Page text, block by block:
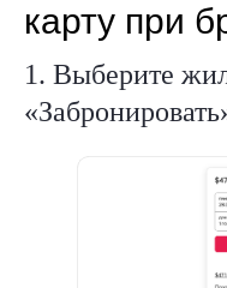
карту при
1. Выберите